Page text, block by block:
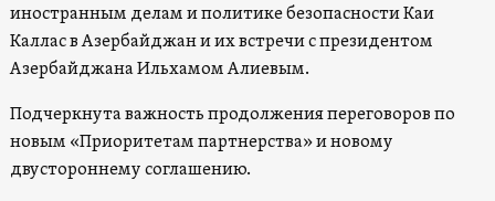
иностранным делам и политике безопасности Каи
Каллас в Азербайджан и их встречи с президентом
Азербайджана Ильхамом Алиевым.
Подчеркнута важность продолжения переговоров по
новым «Приоритетам партнерства» и новому
двустороннему соглашению.